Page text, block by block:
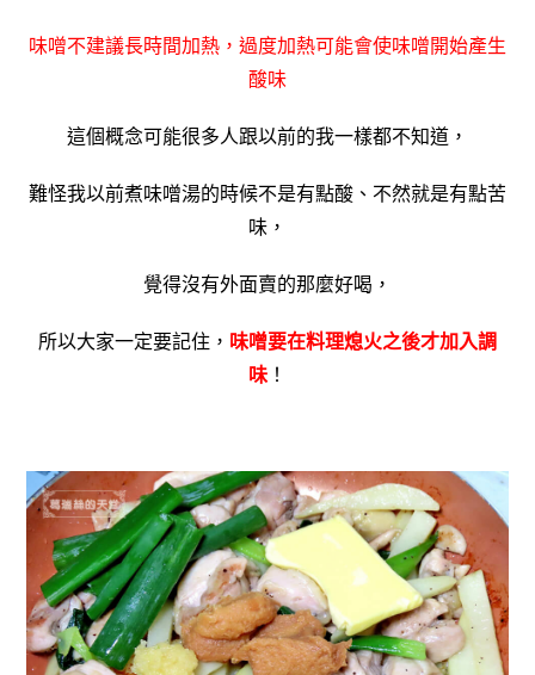
味噌不建議長時間加熱，過度加熱可能會使味噌開始產生
酸味
這個概念可能很多人跟以前的我一樣都不知道，
難怪我以前煮味噌湯的時候不是有點酸、不然就是有點苦
味，
覺得沒有外面賣的那麼好喝，
所以大家一定要記住， 味噌要在料理熄火之後才加入調
味 ！